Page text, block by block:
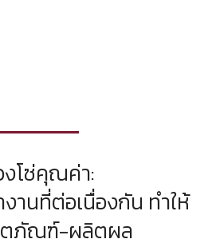
งโซ่คุณค่า:
านที่ต่อเนื่องกัน ทำให้
ตภัณฑ์-ผลิตผล